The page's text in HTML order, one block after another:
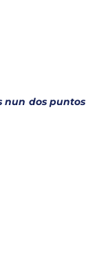
nun dos puntos